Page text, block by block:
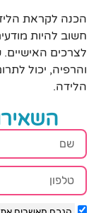
הכנה לקראת
חשוב להיות
לצרכים האישיים.
והרפיה, יכול
הלידה.